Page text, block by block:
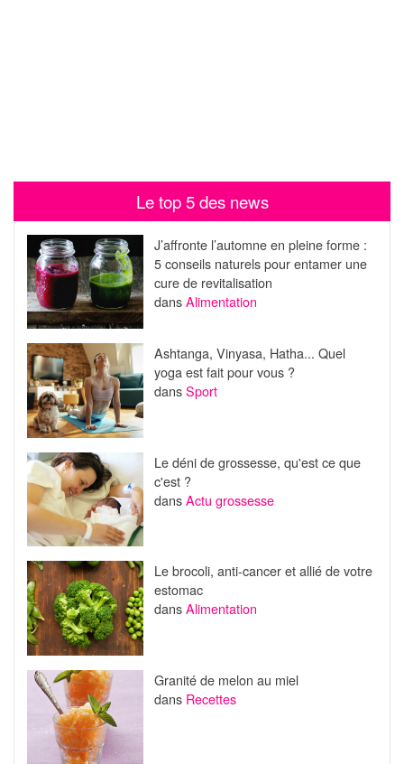
Le top 5 des news
J’affronte l’automne en pleine forme :
5 conseils naturels pour entamer une
cure de revitalisation
dansAlimentation
Ashtanga, Vinyasa, Hatha... Quel
yoga est fait pour vous ?
dansSport
Le déni de grossesse, qu'est ce que
c'est ?
dansActu grossesse
Le brocoli, anti-cancer et allié de votre
estomac
dansAlimentation
Granité de melon au miel
dans Recettes